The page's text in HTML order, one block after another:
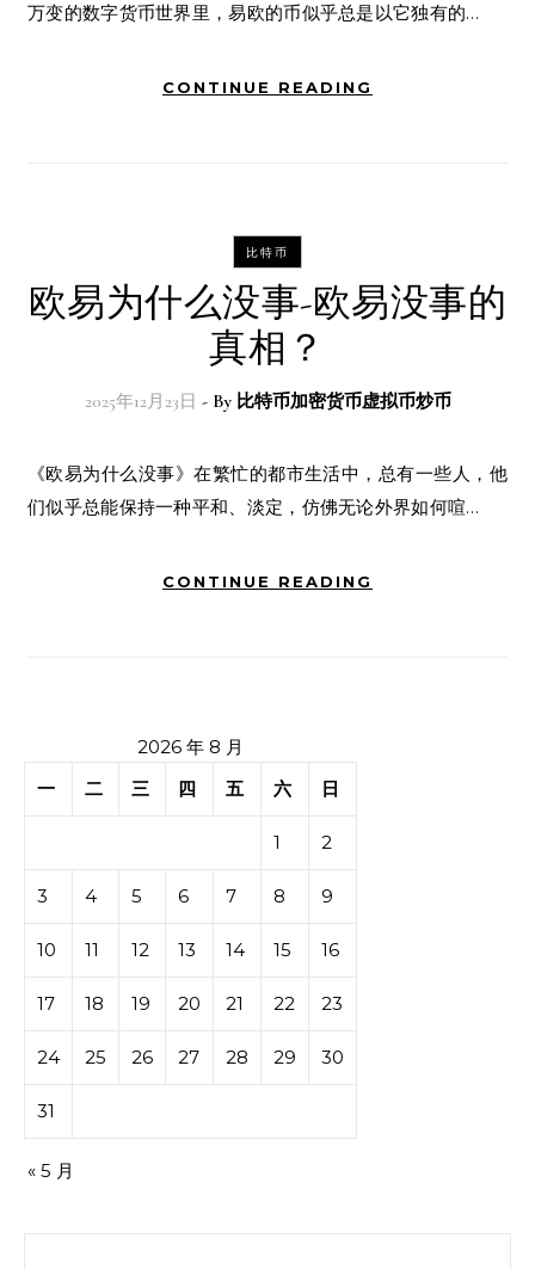
万变的数字货币世界里，易欧的币似乎总是以它独有的…
CONTINUE READING
比特币
欧易为什么没事-欧易没事的
真相？
2025年12月23日 - By 比特币加密货币虚拟币炒币
《欧易为什么没事》在繁忙的都市生活中，总有一些人，他
们似乎总能保持一种平和、淡定，仿佛无论外界如何喧…
CONTINUE READING
2026 年 8 月
一
二 三 四 五 六 日
1 2
3 4 5 6 7 8 9
10 11 12 13 14 15 16
17 18 19 20 21 22 23
24 25 26 27 28 29 30
31
« 5 月